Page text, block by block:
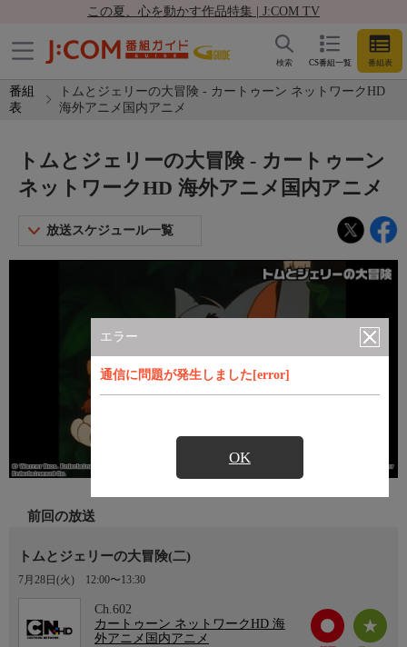
この夏、心を動かす作品特集 | J:COM TV
CS番組一覧 番組表
検索
番組
表
トムとジェリーの大冒険 - カートゥーン ネットワークHD
海外アニメ国内アニメ
エラー
通信に問題が発生しました[error]
OK
トムとジェリーの大冒険 - カートゥーン
ネットワークHD 海外アニメ国内アニメ
放送スケジュール一覧
前回の放送
トムとジェリーの大冒険(二)
7月28日(火) 12:00〜13:30
Ch.602
カートゥーン ネットワークHD 海
外アニメ国内アニメ